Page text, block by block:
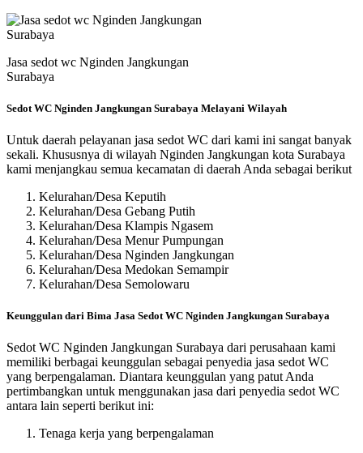
Jasa sedot wc Nginden Jangkungan
Surabaya
Sedot WC Nginden Jangkungan Surabaya Melayani Wilayah
Untuk daerah pelayanan jasa sedot WC dari kami ini sangat banyak
sekali. Khususnya di wilayah Nginden Jangkungan kota Surabaya
kami menjangkau semua kecamatan di daerah Anda sebagai berikut
Kelurahan/Desa Keputih
Kelurahan/Desa Gebang Putih
Kelurahan/Desa Klampis Ngasem
Kelurahan/Desa Menur Pumpungan
Kelurahan/Desa Nginden Jangkungan
Kelurahan/Desa Medokan Semampir
Kelurahan/Desa Semolowaru
Keunggulan dari Bima Jasa Sedot WC Nginden Jangkungan Surabaya
Sedot WC Nginden Jangkungan Surabaya dari perusahaan kami
memiliki berbagai keunggulan sebagai penyedia jasa sedot WC
yang berpengalaman. Diantara keunggulan yang patut Anda
pertimbangkan untuk menggunakan jasa dari penyedia sedot WC
antara lain seperti berikut ini:
Tenaga kerja yang berpengalaman